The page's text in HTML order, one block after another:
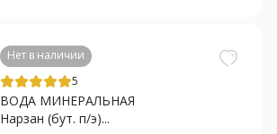
Нет в наличии
5
ВОДА МИНЕРАЛЬНАЯ
Нарзан (бут. п/э)...